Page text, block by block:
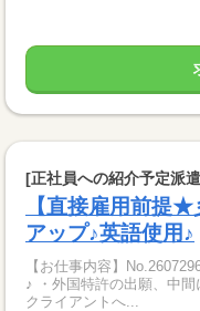
[正社員への紹介予定派
【直接雇用前提
アップ♪英語使用♪
【お仕事内容】
♪ ・外国特許の出願、中間に関わる事務
クライアントへ...